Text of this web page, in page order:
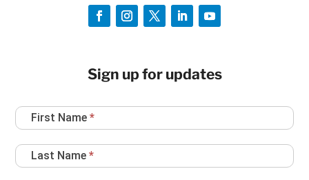
Sign up for updates
Newsletter
SignFirst Name*
Last Name*